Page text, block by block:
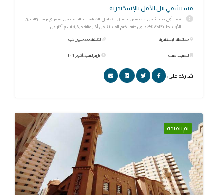
مستشفي نيل الأمل بالإسكندرية
تعد أول مستشفى متخصص بالمجان لأطفال الاختلافات الخلقية في مصر وإفريقيا والشرق
الأوسط بتكلفة 250 مليون جنيه. يضم المستشفى أكبر عناية مركزة تسع أكثر من...
محافظة: الإسكندرية
التصنيف: صحة
التكلفة: 250 مليون جنيه
تاريخ التنفيذ: أكتوبر ٢٠٢١
شاركه علي:
تم تنفيذه